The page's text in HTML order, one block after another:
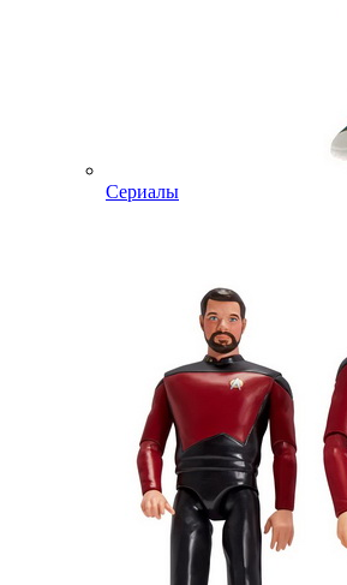
Сериалы